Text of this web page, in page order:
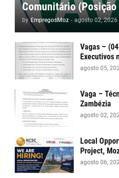
Comunitário
by EmpregosMoz - agosto 02, 2026
Vagas –
Executivos
agosto 05,
Vaga –
Zambézia
agosto 02,
Local
Project,
agosto 06,